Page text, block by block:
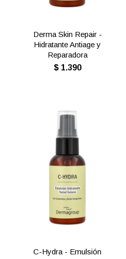
Derma Skin Repair -
Hidratante Antiage y
Reparadora
$ 1.390
C-Hydra - Emulsión